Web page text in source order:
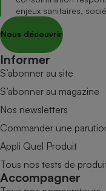
enjeux sanitaires,
Nous découvrir
Informer
S’abonner au site
S’abonner au magazine
Nos newsletters
Commander une
Appli Quel Produit
Tous nos tests de
Accompagner